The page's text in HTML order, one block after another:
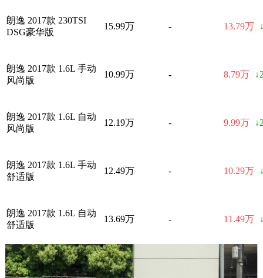
朗逸 2017款 230TSI
DSG豪华版
15.99万 - 13.79万
朗逸 2017款 1.6L 手动
风尚版
10.99万 - 8.79万
朗逸 2017款 1.6L 自动
风尚版
12.19万 - 9.99万
朗逸 2017款 1.6L 手动
舒适版
12.49万 - 10.29万
朗逸 2017款 1.6L 自动
舒适版
13.69万 - 11.49万